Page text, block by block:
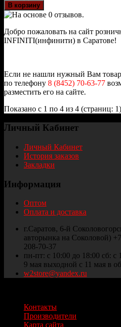
Добро пожаловать на сайт
INFINITI(инфинити) в Саратове!
Если не нашли нужный Вам
по телефону 8 (8452) 70-63-77
разместить его на сайте.
Показано с 1 по 4 из 4 (страниц: 1)
Личный Кабинет
Личный Кабинет
История заказов
Закладки
Информация
Оптом
Оплата и доставка
г.Саратов, 6-й
авторынка на Соколовой)
208-70-37
пн-пт: с 10:00 до 18:00 сб:
9 мая выходной с 11 мая в
w2store@yandex.ru
Контакты
Производители
Карта сайта